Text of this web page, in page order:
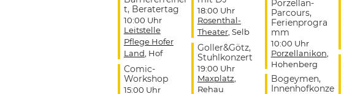
t, Beratertag
10:00 Uhr
Leitstelle
Pflege Hofer
Land , Hof
Comic-
Workshop
15:00 Uhr
18:00 Uhr
Rosenthal-
Theater, Selb
Goller&Götz,
Stuhlkonzert
19:00 Uhr
Maxplatz
Rehau
Porzellan-
Parcours,
Ferienprogra
mm
10:00 Uhr
Porzellanikon
Hohenberg
Bogeymen,
Innenhofkonze